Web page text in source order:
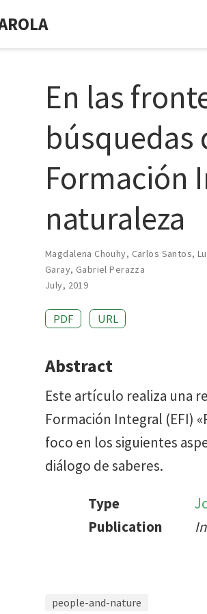
En las
búsquedas
Formación
naturaleza
Magdalena Chouhy, Carlos Santos,
Garay, Gabriel Perazza
July, 2019
PDF URL
Abstract
Este artículo realiza una
Formación Integral (EFI)
foco en los siguientes
diálogo de saberes.
Type
Publication
people-and-nature